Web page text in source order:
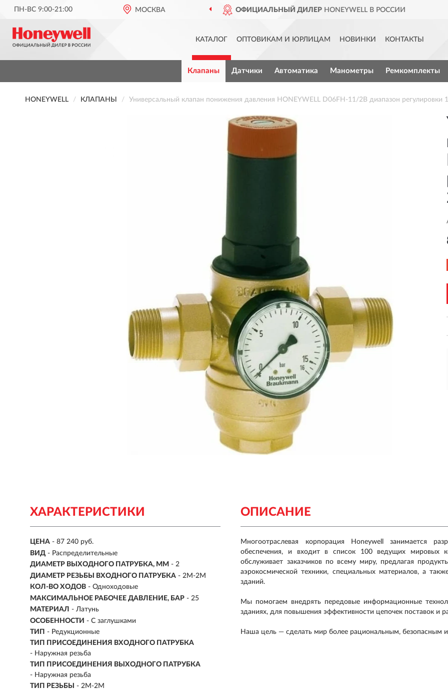
ПН-ВС 9:00-21:00 МОСКВА
ОФИЦИАЛЬНЫЙ ДИЛЕР HONEYWELL В РОССИИ
КАТАЛОГ ОПТОВИКАМ И ЮРЛИЦАМ НОВИНКИ КОНТАКТЫ
Клапаны Датчики Автоматика Манометры Ремкомплекты
HONEYWELL КЛАПАНЫ Универсальный клапан понижения давления HONEYWELL D06FH-11/2B диапазон регулировки
ХАРАКТЕРИСТИКИ
ЦЕНА - 87 240 руб.
ВИД - Распределительные
ДИАМЕТР ВЫХОДНОГО ПАТРУБКА, ММ - 2
ДИАМЕТР РЕЗЬБЫ ВХОДНОГО ПАТРУБКА - 2M-2M
КОЛ-ВО ХОДОВ - Одноходовые
МАКСИМАЛЬНОЕ РАБОЧЕЕ ДАВЛЕНИЕ, БАР - 25
МАТЕРИАЛ - Латунь
ОСОБЕННОСТИ - С заглушками
ТИП - Редукционные
ТИП ПРИСОЕДИНЕНИЯ ВХОДНОГО ПАТРУБКА
- Наружная резьба
ТИП ПРИСОЕДИНЕНИЯ ВЫХОДНОГО ПАТРУБКА
- Наружная резьба
ТИП РЕЗЬБЫ
- 2M-2M
ОПИСАНИЕ
Многоотраслевая корпорация Honeywell занимается
обеспечения, и входит в список 100 ведущих мировых
обслуживает заказчиков по всему миру, предлагая
аэрокосмической техники, специальных материалов, а
зданий.
Мы помогаем внедрять передовые информационные
зданиях, для повышения эффективности цепочек поставок и
Наша цель — сделать мир более рациональным, безопасным